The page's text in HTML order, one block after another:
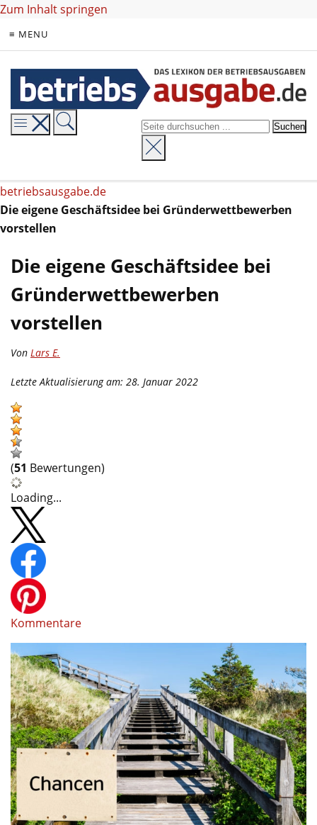
Zum Inhalt springen
≡ MENU
betriebsausgabe.de
Die eigene Geschäftsidee bei Gründerwettbewerben
vorstellen
Die eigene Geschäftsidee bei
Gründerwettbewerben
vorstellen
Von Lars E.
Letzte Aktualisierung am: 28. Januar 2022
(51 Bewertungen)
Loading...
Kommentare